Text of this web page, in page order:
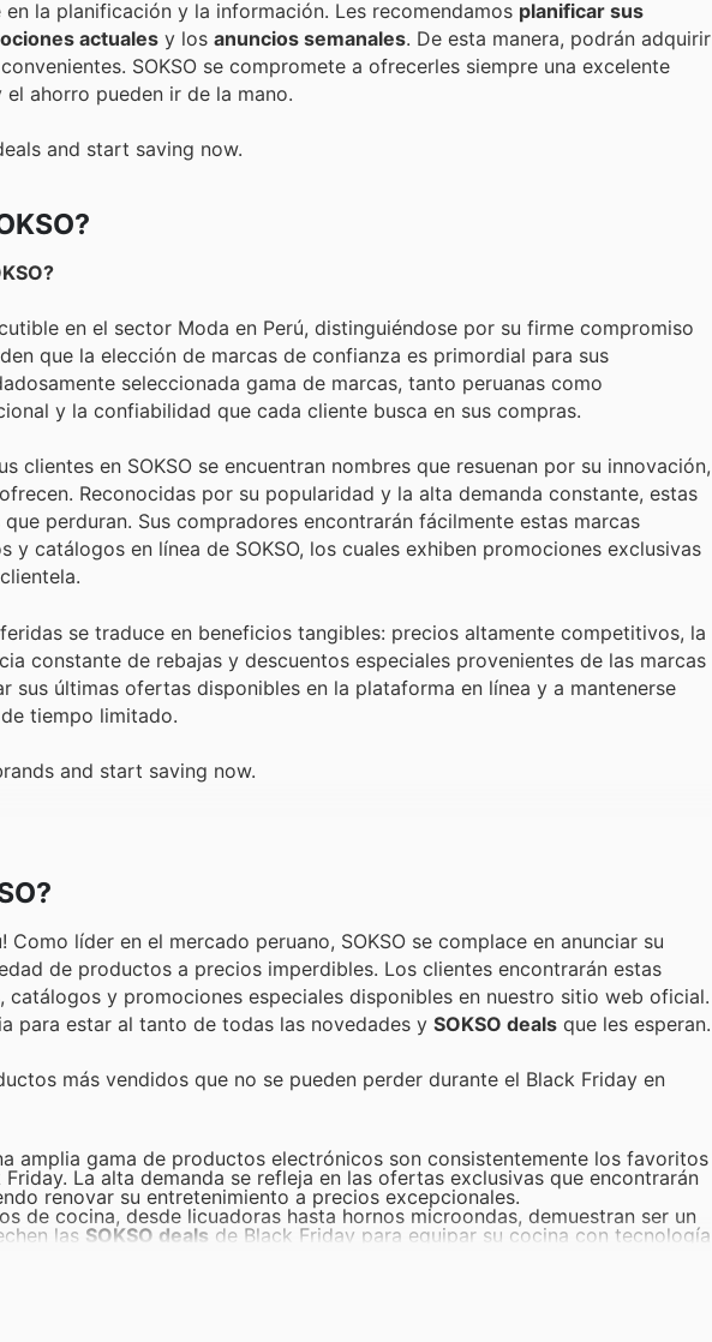
la planificación y la información. Les recomendamos planificar sus
actuales y los anuncios semanales. De esta manera, podrán adquirir
SOKSO se compromete a ofrecerles siempre una excelente
ahorro pueden ir de la mano.
and start saving now.
en el sector Moda en Perú, distinguiéndose por su firme compromiso
que la elección de marcas de confianza es primordial para sus
seleccionada gama de marcas, tanto peruanas como
y la confiabilidad que cada cliente busca en sus compras.
clientes en SOKSO se encuentran nombres que resuenan por su innovación,
Reconocidas por su popularidad y la alta demanda constante, estas
perduran. Sus compradores encontrarán fácilmente estas marcas
catálogos en línea de SOKSO, los cuales exhiben promociones exclusivas
se traduce en beneficios tangibles: precios altamente competitivos, la
constante de rebajas y descuentos especiales provenientes de las marcas
sus últimas ofertas disponibles en la plataforma en línea y a mantenerse
tiempo limitado.
and start saving now.
Como líder en el mercado peruano, SOKSO se complace en anunciar su
de productos a precios imperdibles. Los clientes encontrarán estas
, catálogos y promociones especiales disponibles en nuestro sitio web oficial.
para estar al tanto de todas las novedades y SOKSO deals que les esperan.
más vendidos que no se pueden perder durante el Black Friday en
amplia gama de productos electrónicos son consistentemente los favoritos
La alta demanda se refleja en las ofertas exclusivas que encontrarán
renovar su entretenimiento a precios excepcionales.
de cocina, desde licuadoras hasta hornos microondas, demuestran ser un
las SOKSO deals de Black Friday para equipar su cocina con tecnología
asegurando que encuentren las mejores
esenciales de nuestra línea blanca son siempre un acierto,